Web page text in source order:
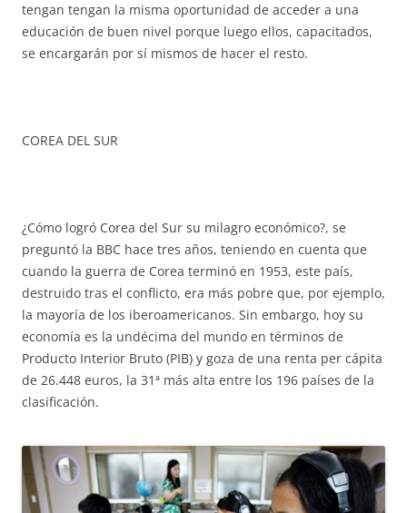
tengan tengan la misma oportunidad de acceder a una
educación de buen nivel porque luego ellos, capacitados,
se encargarán por sí mismos de hacer el resto.
COREA DEL SUR
¿Cómo logró Corea del Sur su milagro económico?, se
preguntó la BBC hace tres años, teniendo en cuenta que
cuando la guerra de Corea terminó en 1953, este país,
destruido tras el conflicto, era más pobre que, por ejemplo,
la mayoría de los iberoamericanos. Sin embargo, hoy su
economía es la undécima del mundo en términos de
Producto Interior Bruto (PIB) y goza de una renta per cápita
de 26.448 euros, la 31ª más alta entre los 196 países de la
clasificación.